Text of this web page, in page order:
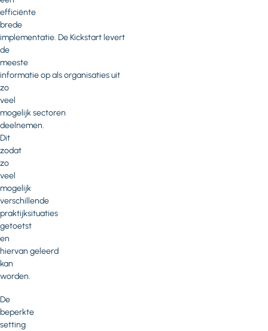
efficiënte
brede
implementatie. De Kickstart levert
de
meeste
informatie op als organisaties uit
zo
veel
mogelijk sectoren
deelnemen.
Dit
zodat
zo
veel
mogelijk
verschillende
praktijksituaties
getoetst
en
hiervan geleerd
kan
worden.
De
beperkte
setting